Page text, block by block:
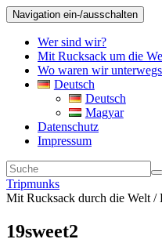
Navigation ein-/ausschalten
Wer sind wir?
Mit Rucksack um die
Wo waren wir
Deutsch
Deutsch
Magyar
Datenschutz
Impressum
Tripmunks
Mit Rucksack durch die Welt /
19sweet2